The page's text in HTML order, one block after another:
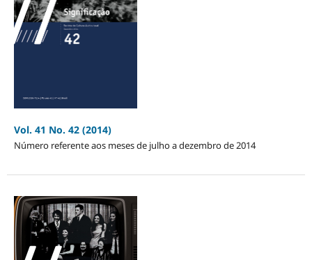
Vol. 41 No. 42 (2014)
Número referente aos meses de julho a dezembro de 2014